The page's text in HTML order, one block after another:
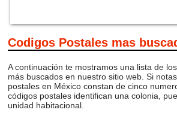
Codigos Postales mas
A continuación te mostramos una lista de
más buscados en nuestro sitio web. Si
postales en México constan de cinco
códigos postales identifican una colonia,
unidad habitacional.